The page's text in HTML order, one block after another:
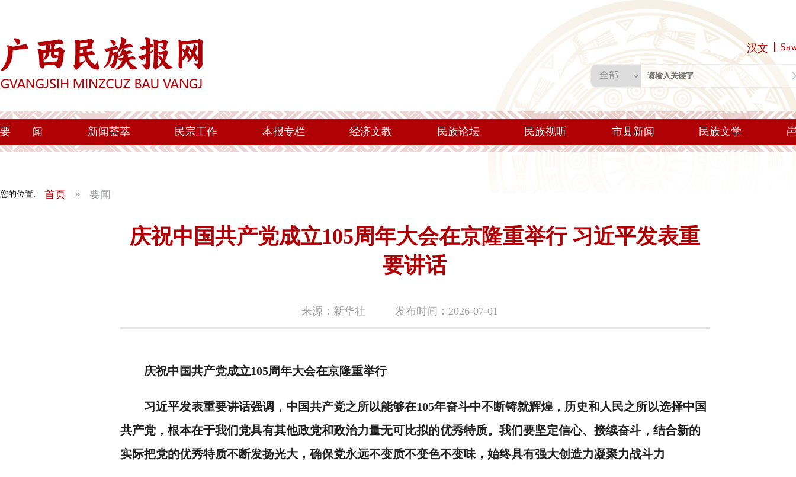
汉文
要 闻 新闻荟萃 民宗工作 本报专栏 经济文教 民族论坛 民族视听 市县新闻 民族文学
您的位置: 首页 要闻
庆祝中国共产党成立105周年大会在京隆重举行 习近平发表重
要讲话
来源：新华社 发布时间：2026-07-01
庆祝中国共产党成立105周年大会在京隆重举行
习近平发表重要讲话强调，中国共产党之所以能够在105年奋斗中不断铸就辉煌，历史和人民之所以选择中国
共产党，根本在于我们党具有其他政党和政治力量无可比拟的优秀特质。我们要坚定信心、接续奋斗，结合新的
实际把党的优秀特质不断发扬光大，确保党永远不变质不变色不变味，始终具有强大创造力凝聚力战斗力